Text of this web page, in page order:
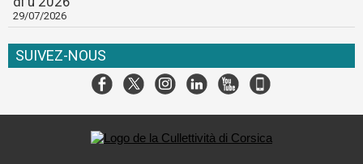
29/07/2026
SUIVEZ-NOUS